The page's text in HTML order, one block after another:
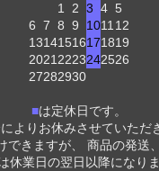
1
2 3 4 5
6 7 8 9 1011 12
13141516171819
2021 2223242526
27282930
■は定休日です。
よりお休みさせていただ
できますが、 商品の発送
休業日の翌日以降になりま